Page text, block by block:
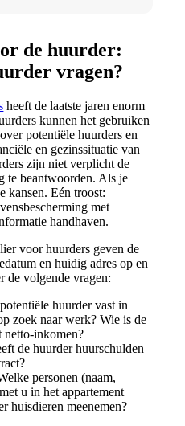
de huurder:
vragen?
heeft de laatste jaren enorm
kunnen het gebruiken
potentiële huurders en
en gezinssituatie van
zijn niet verplicht de
te beantwoorden. Als je
kansen. Eén troost:
met
handhaven.
voor huurders geven de
en huidig adres op en
de volgende vragen:
huurder vast in
zoek naar werk? Wie is de
netto-inkomen?
de huurder huurschulden
personen (naam,
u in het appartement
huisdieren meenemen?